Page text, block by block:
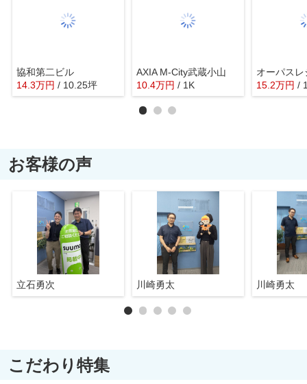
協和第二ビル
14.3万円 / 10.25坪
AXIA M-City武蔵小山
10.4万円 / 1K 15.2万円 /
お客様の声
立石勇次 川崎勇太 川崎勇太
こだわり特集